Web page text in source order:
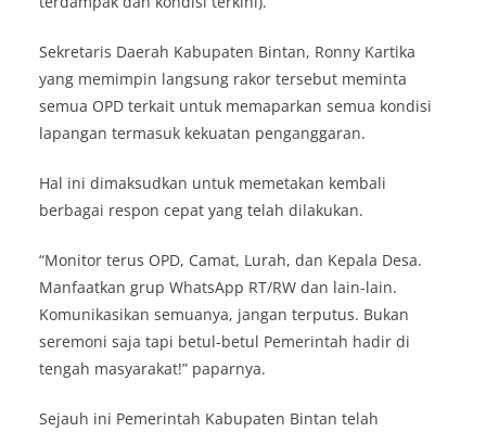
Sekretaris Daerah Kabupaten Bintan, Ronny Kartika
yang memimpin langsung rakor tersebut meminta
semua OPD terkait untuk memaparkan semua kondisi
lapangan termasuk kekuatan penganggaran.
Hal ini dimaksudkan untuk memetakan kembali
berbagai respon cepat yang telah dilakukan.
“Monitor terus OPD, Camat, Lurah, dan Kepala Desa.
Manfaatkan grup WhatsApp RT/RW dan lain-lain.
Komunikasikan semuanya, jangan terputus. Bukan
seremoni saja tapi betul-betul Pemerintah hadir di
tengah masyarakat!” paparnya.
Sejauh ini Pemerintah Kabupaten Bintan telah